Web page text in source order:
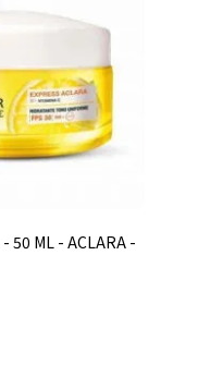
50 ML - ACLARA -